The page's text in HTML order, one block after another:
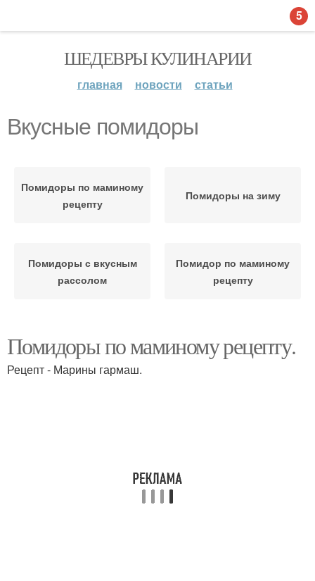
ШЕДЕВРЫ КУЛИНАРИИ
главная новости статьи
Вкусные помидоры
Помидоры по маминому
рецепту
Помидоры на зиму
Помидоры с вкусным
рассолом
Помидор по маминому
рецепту
Помидоры по маминому рецепту.
Рецепт - Марины гармаш.
5